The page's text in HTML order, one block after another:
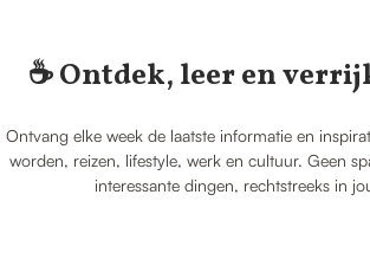
☕️ Ontdek, leer en
Ontvang elke week de laatste informatie en
worden, reizen, lifestyle, werk en cultuur. Geen
interessante dingen, rechtstreeks in